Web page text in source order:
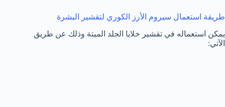
طريقة استعمال سيروم الأرز الكوري لتقشير البشرة
يمكن استعماله في تقشير خلايا الجلد الميتة وذلك عن طريق
الآتي: